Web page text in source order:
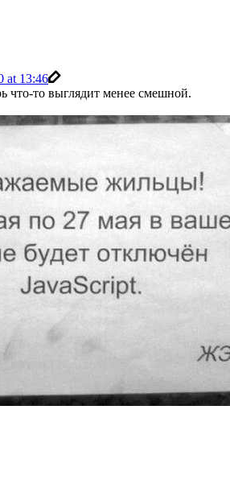
at 13:46
что-то выглядит менее смешной.